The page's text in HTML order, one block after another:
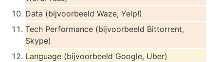
Data (bijvoorbeeld Waze, Yelp!)
Tech Performance (bijvoorbeeld Bittorrent,
Skype)
Language (bijvoorbeeld Google, Uber)